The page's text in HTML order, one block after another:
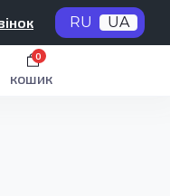
RU UA
кошик
0